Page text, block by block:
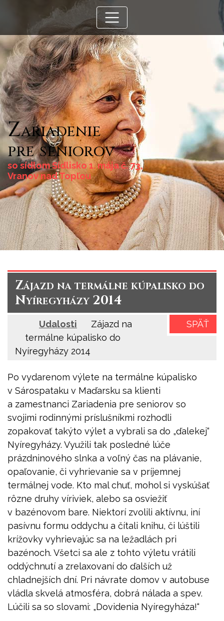
Zariadenie
preseniorov
so sídlom Sídlisko 1. mája č. 73,
Vranov nad Topľou
Zájazd na termálne kúpalisko do
Nyíregyházy 2014
SPÄŤ
Udalosti
Zájazd na
termálne kúpalisko do
Nyíregyházy 2014
Po vydarenom výlete na termálne kúpalisko
v Sárospataku v Maďarsku sa klienti
a zamestnanci Zariadenia pre seniorov so
svojimi rodinnými príslušníkmi rozhodli
zopakovať takýto výlet a vybrali sa do „ďalekej“
Nyíregyházy. Využili tak posledné lúče
prázdninového slnka a voľný čas na plávanie,
opaľovanie, či vyhrievanie sa v príjemnej
termálnej vode. Kto mal chuť, mohol si vyskúšať
rôzne druhy víriviek, alebo sa osviežiť
v bazénovom bare. Niektorí zvolili aktívnu, iní
pasívnu formu oddychu a čítali knihu, či lúštili
krížovky vyhrievajúc sa na ležadlách pri
bazénoch. Všetci sa ale z tohto výletu vrátili
oddýchnutí a zrelaxovaní do ďalších už
chladnejších dní. Pri návrate domov v autobuse
vládla skvelá atmosféra, dobrá nálada a spev.
Lúčili sa so slovami: „Dovidenia Nyíregyháza!“